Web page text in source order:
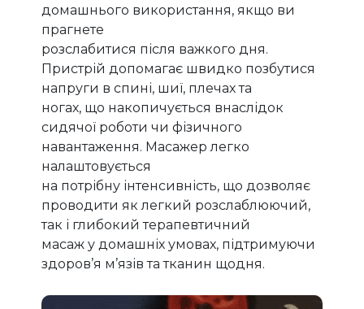
домашнього використання, якщо ви
прагнете
розслабитися після важкого дня.
Пристрій допомагає швидко позбутися
напруги в спині, шиї, плечах та
ногах, що накопичується внаслідок
сидячої роботи чи фізичного
навантаження. Масажер легко
налаштовується
на потрібну інтенсивність, що дозволяє
проводити як легкий розслаблюючий,
так і глибокий терапевтичний
масаж у домашніх умовах, підтримуючи
здоров’я м’язів та тканин щодня.